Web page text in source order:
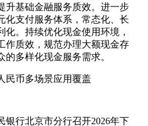
升基础金融服务质效。进一步
化支付服务体系，常态化、长
化。持续优化现金使用环境，
作质效，规范办理大额现金存
多样化现金服务需求。
民币多场景应用覆盖
银行北京市分行召开2026年下